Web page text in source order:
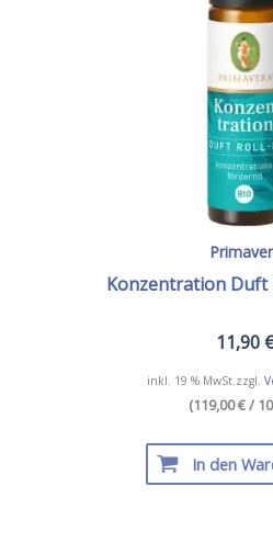
Konzentration Duft
11,90
inkl. 19 % MwSt. zzgl.
(119,00 € /
In den